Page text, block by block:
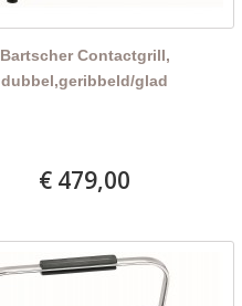
Bartscher Contactgrill,
dubbel,geribbeld/glad
€ 479,00